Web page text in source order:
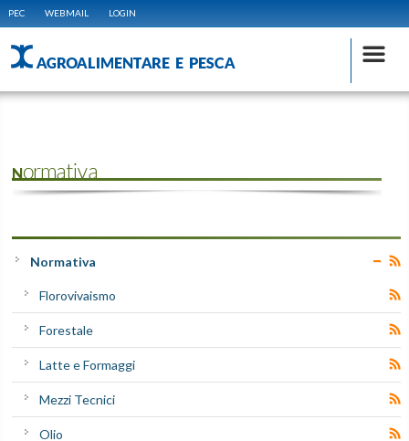
PEC WEBMAIL LOGIN
AGROALIMENTARE E PESCA
Normativa
Normativa
Florovivaismo
Forestale
Latte e Formaggi
Mezzi Tecnici
Olio